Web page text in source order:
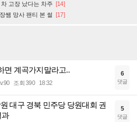
고장 났다는 차주 [14]
쌤 망사 팬티 본 썰 [17]
면 계곡가지말라고..
조회 390 18:32
6
댓글
대구 경북 민주당 당원대회 권
과
5
댓글